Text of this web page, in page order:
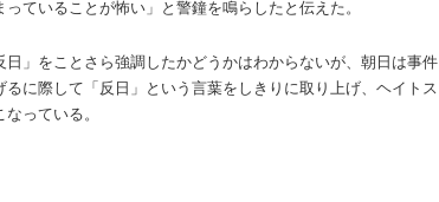
ていることが怖い」と警鐘を鳴らしたと伝えた。
」をことさら強調したかどうかはわからないが、朝日は事件
に際して「反日」という言葉をしきりに取り上げ、ヘイトス
っている。